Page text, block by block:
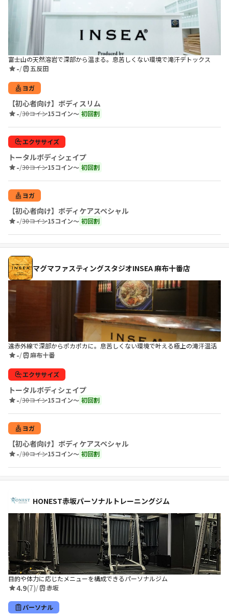
富士山の天然溶岩で深部から温まる。息苦しくない環境で滝汗デトックス
-/ 五反田
ヨガ
【初心者向け】ボディスリム
-/30コイン15コイン〜 初回割
エクササイズ
トータルボディシェイプ
-/30コイン15コイン〜 初回割
ヨガ
【初心者向け】ボディケアスペシャル
-/30コイン15コイン〜 初回割
マグマファスティングスタジオINSEA 麻布十番店
遠赤外線で深部からポカポカに。息苦しくない環境で叶える極上の滝汗温活
-/ 麻布十番
エクササイズ
トータルボディシェイプ
-/30コイン15コイン〜 初回割
ヨガ
【初心者向け】ボディケアスペシャル
-/30コイン15コイン〜 初回割
HONEST赤坂パーソナルトレーニングジム
目的や体力に応じたメニューを構成できるパーソナルジム
4.9(7)/ 赤坂
パーソナル